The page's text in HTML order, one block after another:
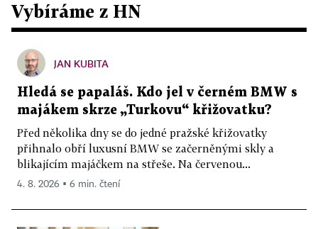
Vybíráme z HN
JAN KUBITA
Hledá se papaláš. Kdo jel v černém BMW s
majákem skrze „Turkovu“ křižovatku?
Před několika dny se do jedné pražské křižovatky
přihnalo obří luxusní BMW se začerněnými skly a
blikajícím majáčkem na střeše. Na červenou...
4. 8. 2026 ▪ 6 min. čtení